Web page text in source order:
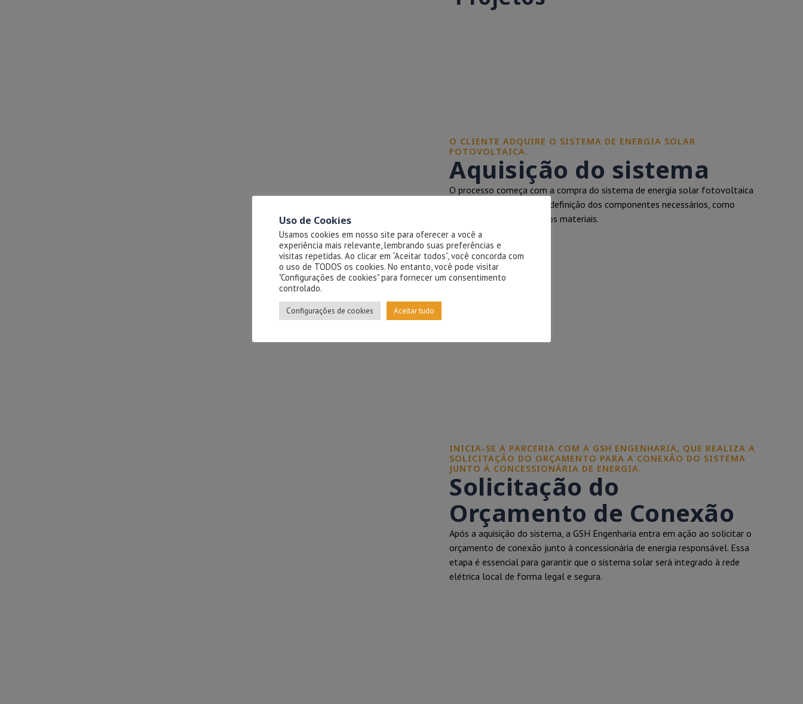
O CLIENTE ADQUIRE O SISTEMA DE ENERGIA SOLAR
FOTOVOLTAICA.
Aquisição do sistema
O processo começa com a compra do sistema de energia solar fotovoltaica
pelo cliente. Isso inclui a definição dos componentes necessários, como
painéis, inversores e outros materiais.
INICIA-SE A PARCERIA COM A GSH ENGENHARIA, QUE REALIZA A
SOLICITAÇÃO DO ORÇAMENTO PARA A CONEXÃO DO SISTEMA
JUNTO À CONCESSIONÁRIA DE ENERGIA.
Solicitação do
Orçamento de Conexão
Após a aquisição do sistema, a GSH Engenharia entra em ação ao solicitar o
orçamento de conexão junto à concessionária de energia responsável. Essa
etapa é essencial para garantir que o sistema solar será integrado à rede
elétrica local de forma legal e segura.
Uso de Cookies
Usamos cookies em nosso site para oferecer a você a
experiência mais relevante, lembrando suas preferências e
visitas repetidas. Ao clicar em “Aceitar todos”, você concorda com
o uso de TODOS os cookies. No entanto, você pode visitar
"Configurações de cookies" para fornecer um consentimento
controlado.
Configurações de cookies Aceitar tudo